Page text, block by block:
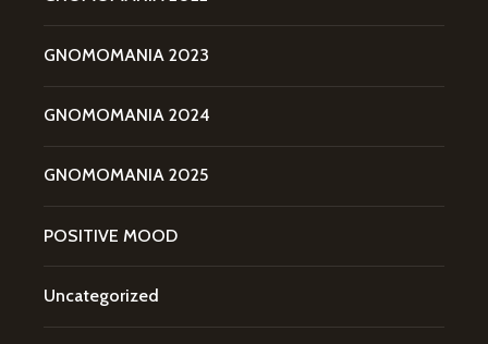
GNOMOMANIA 2023
GNOMOMANIA 2024
GNOMOMANIA 2025
POSITIVE MOOD
Uncategorized